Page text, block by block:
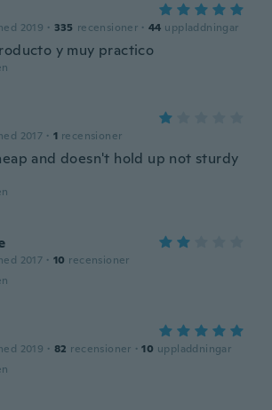
2019 · 335 recensioner · 44 uppladdningar
y muy practico
2017 · 1 recensioner
and doesn't hold up not sturdy
2017 · 10 recensioner
2019 · 82 recensioner · 10 uppladdningar